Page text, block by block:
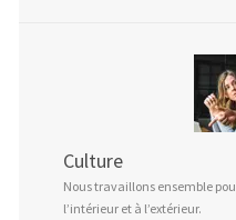
Culture
Nous travaillons ensemble
l’intérieur et à l’extérieur.